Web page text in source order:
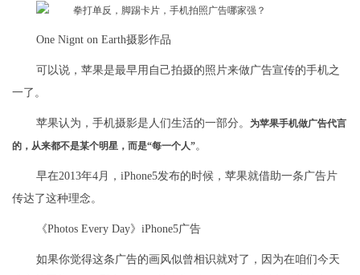
One Nignt on Earth摄影作品
可以说，苹果是最早用自己拍摄的照片来做广告宣传的手机之
一了。
苹果认为，手机摄影是人们生活的一部分。
为苹果手机做广告代言
的，从来都不是某个明星，而是“每一个人”。
早在2013年4月，iPhone5发布的时候，苹果就借助一条广告片
传达了这种理念。
《Photos Every Day》iPhone5广告
如果你觉得这条广告的画风似曾相识就对了，因为在咱们今天